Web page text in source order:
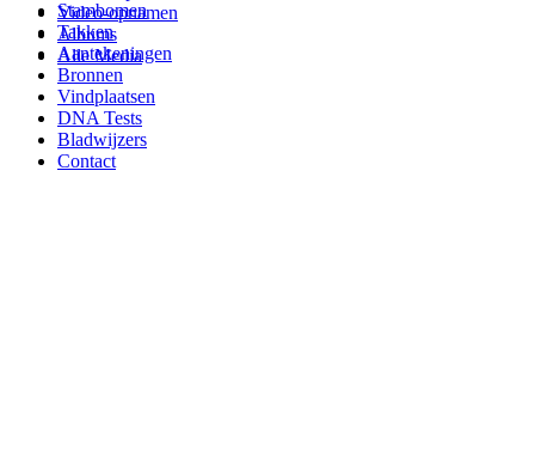
Video-opnamen
Albums
Alle Media
Stambomen
Takken
Aantekeningen
Bronnen
Vindplaatsen
DNA Tests
Bladwijzers
Contact